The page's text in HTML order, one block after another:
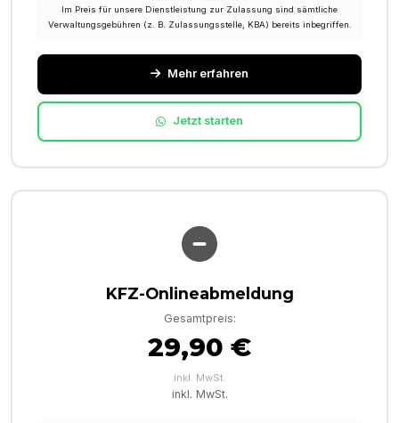
Im Preis für unsere Dienstleistung zur Zulassung sind sämtliche
Verwaltungsgebühren (z. B. Zulassungsstelle, KBA) bereits inbegriffen.
Mehr erfahren
Jetzt starten
KFZ-Onlineabmeldung
Gesamtpreis:
29,90 €
inkl. MwSt.
inkl. MwSt.